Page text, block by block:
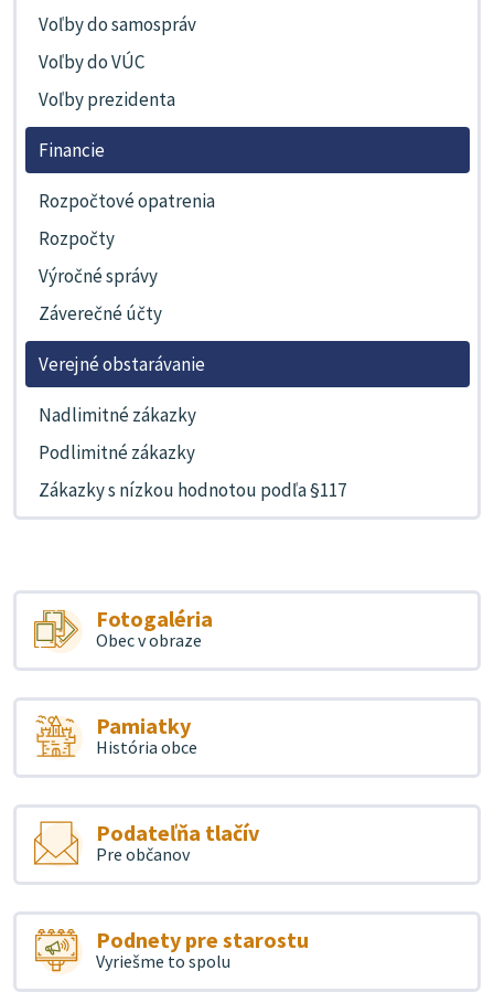
Voľby do samospráv
Voľby do VÚC
Voľby prezidenta
Financie
Rozpočtové opatrenia
Rozpočty
Výročné správy
Záverečné účty
Verejné obstarávanie
Nadlimitné zákazky
Podlimitné zákazky
Zákazky s nízkou hodnotou podľa §117
Fotogaléria
Obec v obraze
Pamiatky
História obce
Podateľňa tlačív
Pre občanov
Podnety pre starostu
Vyriešme to spolu